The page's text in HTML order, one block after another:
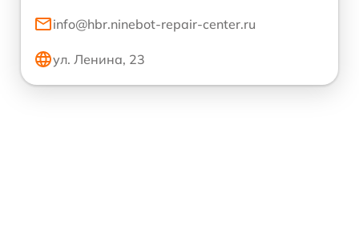
info@hbr.ninebot-repair-center.ru
ул. Ленина, 23